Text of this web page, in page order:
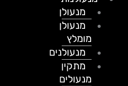
מנעולן
מנעולן
מומלץ
מנעולנים
מתקין
מנעולים